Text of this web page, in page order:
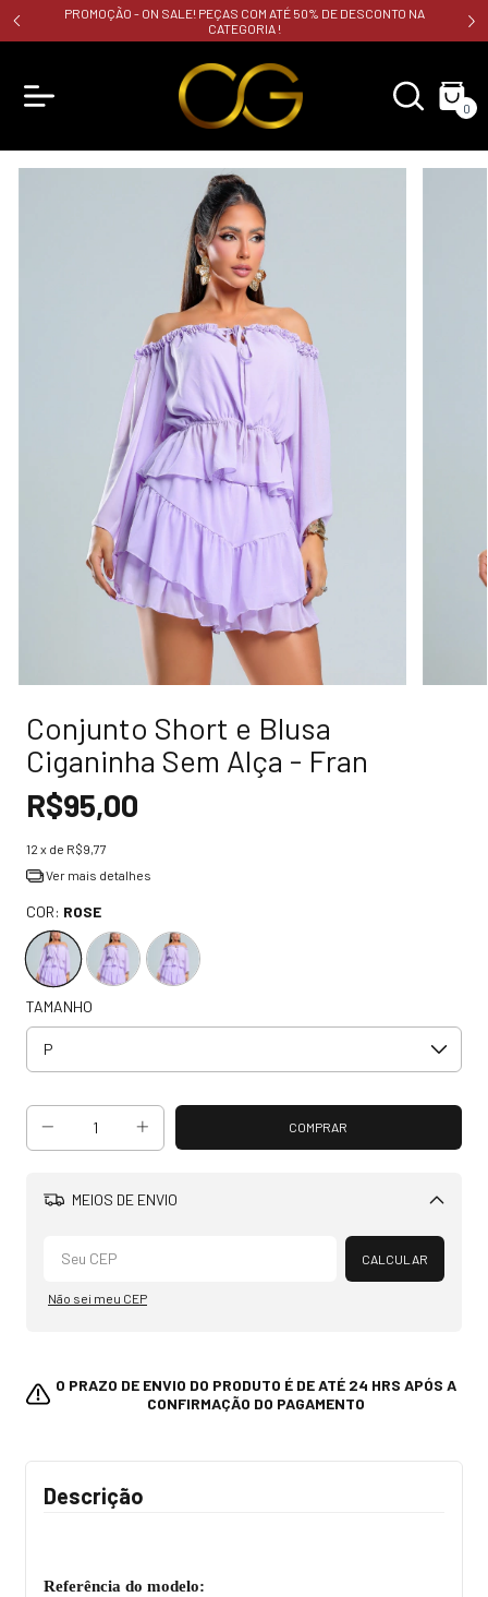
PROMOÇÃO - ON SALE! PEÇAS COM ATÉ 50% DE DESCONTO NA
CATEGORIA !
0
Conjunto Short e Blusa
Ciganinha Sem Alça - Fran
R$95,00
12 x de R$9,77
Ver mais detalhes
COR: ROSE
TAMANHO
MEIOS DE ENVIO
Alterar CEP
CALCULAR
Não sei meu CEP
O PRAZO DE ENVIO DO PRODUTO É DE ATÉ 24 HRS APÓS A
CONFIRMAÇÃO DO PAGAMENTO
Descrição
Referência do modelo: